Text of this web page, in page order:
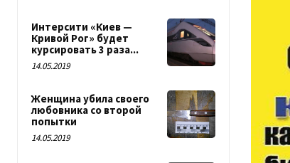
Интерсити «Киев —
Кривой Рог» будет
курсировать 3 раза...
14.05.2019
Женщина убила своего
любовника со второй
попытки
14.05.2019